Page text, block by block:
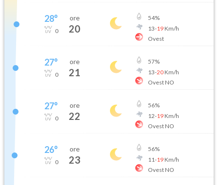
28°
0
ore
20
54%
13-19Km/h
Ovest
27°
0
ore
21
57%
13-20Km/h
Ovest NO
27°
0
ore
22
56%
12-19Km/h
Ovest NO
26°
0
ore
23
56%
11-19Km/h
Ovest NO